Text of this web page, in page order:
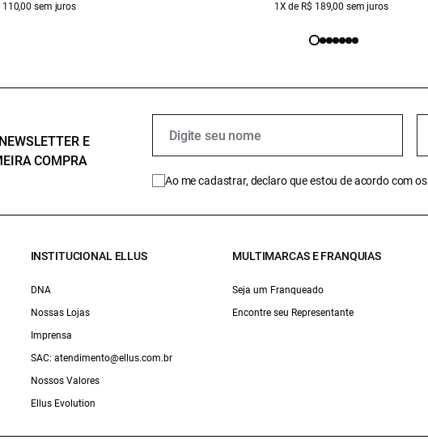
110,00 sem juros 1X de R$ 189,00 sem juros
E
COMPRA
Ao me cadastrar, declaro que estou de acordo com os
INSTITUCIONAL ELLUS
DNA
Nossas Lojas
Imprensa
SAC: atendimento@ellus.com.br
Nossos Valores
Ellus Evolution
MULTIMARCAS E FRANQUIAS
Seja um Franqueado
Encontre seu Representante